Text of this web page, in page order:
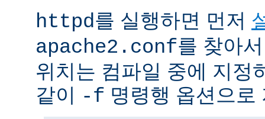
httpd를 실행하면 먼저
apache2.conf를 찾아
위치는 컴파일 중에 지정
같이 -f 명령행 옵션으로